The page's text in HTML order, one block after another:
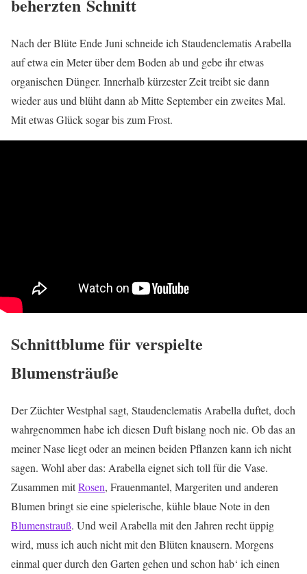
beherzten Schnitt
Nach der Blüte Ende Juni schneide ich Staudenclematis Arabella
auf etwa ein Meter über dem Boden ab und gebe ihr etwas
organischen Dünger. Innerhalb kürzester Zeit treibt sie dann
wieder aus und blüht dann ab Mitte September ein zweites Mal.
Mit etwas Glück sogar bis zum Frost.
Schnittblume für verspielte
Blumensträuße
Der Züchter Westphal sagt, Staudenclematis Arabella duftet, doch
wahrgenommen habe ich diesen Duft bislang noch nie. Ob das an
meiner Nase liegt oder an meinen beiden Pflanzen kann ich nicht
sagen. Wohl aber das: Arabella eignet sich toll für die Vase.
Zusammen mitRosen, Frauenmantel, Margeriten und anderen
Blumen bringt sie eine spielerische, kühle blaue Note in den
Blumenstrauß. Und weil Arabella mit den Jahren recht üppig
wird, muss ich auch nicht mit den Blüten knausern. Morgens
einmal quer durch den Garten gehen und schon hab‘ ich einen